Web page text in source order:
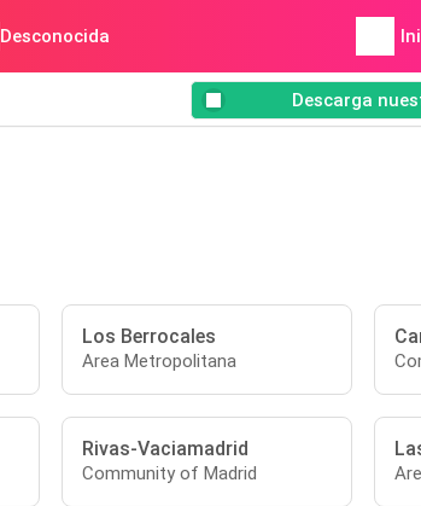
Desconocida
Descarga
Los Berrocales
Area Metropolitana
Rivas-Vaciamadrid
Community of Madrid